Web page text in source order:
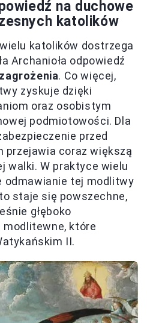
na duchowe
katolików
katolików dostrzega
Archanioła odpowiedź
. Co więcej,
zyskuje dzięki
oraz osobistym
podmiotowości. Dla
przed
przejawia coraz większą
walki. W praktyce wielu
odmawianie tej modlitwy
staje się powszechne,
głęboko
modlitewne, które
II.